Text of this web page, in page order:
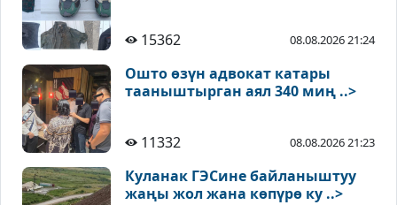
15362 08.08.2026 21:24
Ошто өзүн адвокат катары
тааныштырган аял 340 миң ..>
11332 08.08.2026 21:23
Куланак ГЭСине байланыштуу
жаңы жол жана көпүрө ку ..>